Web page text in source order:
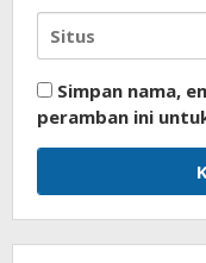
Simpan nama,
peramban ini